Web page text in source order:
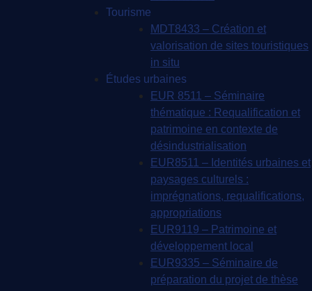
Tourisme
MDT8433 – Création et
valorisation de sites touristiques
in situ
Études urbaines
EUR 8511 – Séminaire
thématique : Requalification et
patrimoine en contexte de
désindustrialisation
EUR8511 – Identités urbaines et
paysages culturels :
imprégnations, requalifications,
appropriations
EUR9119 – Patrimoine et
développement local
EUR9335 – Séminaire de
préparation du projet de thèse